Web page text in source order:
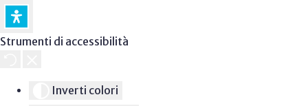
Strumenti di accessibilità
Inverti colori